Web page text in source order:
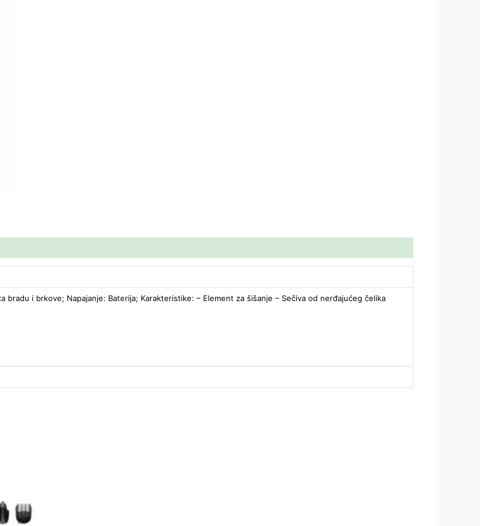
bradu i brkove; Napajanje: Baterija; Karakteristike: – Element za šišanje – Sečiva od nerđajućeg čelika